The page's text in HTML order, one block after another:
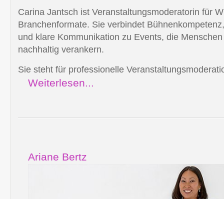
Carina Jantsch ist Veranstaltungsmoderatorin für
Branchenformate. Sie verbindet
und klare Kommunikation zu Events, die
nachhaltig verankern.
Sie steht für professionelle
Weiterlesen...
Ariane Bertz